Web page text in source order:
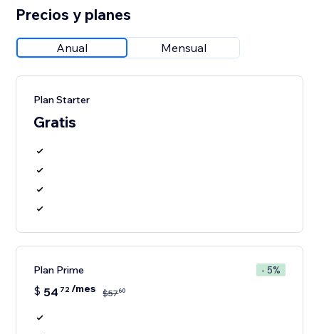
Precios y planes
Anual Mensual
Plan Starter
Gratis
Plan Prime - 5%
$ 54 72/mes $5760